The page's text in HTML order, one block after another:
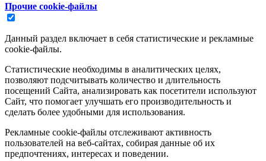
Прочие cookie-файлы
Данный раздел включает в себя статистические и рекламные
cookie-файлы.
Статистические необходимы в аналитических целях,
позволяют подсчитывать количество и длительность
посещений Сайта, анализировать как посетители используют
Сайт, что помогает улучшать его производительность и
сделать более удобными для использования.
Рекламные cookie-файлы отслеживают активность
пользователей на веб-сайтах, собирая данные об их
предпочтениях, интересах и поведении.